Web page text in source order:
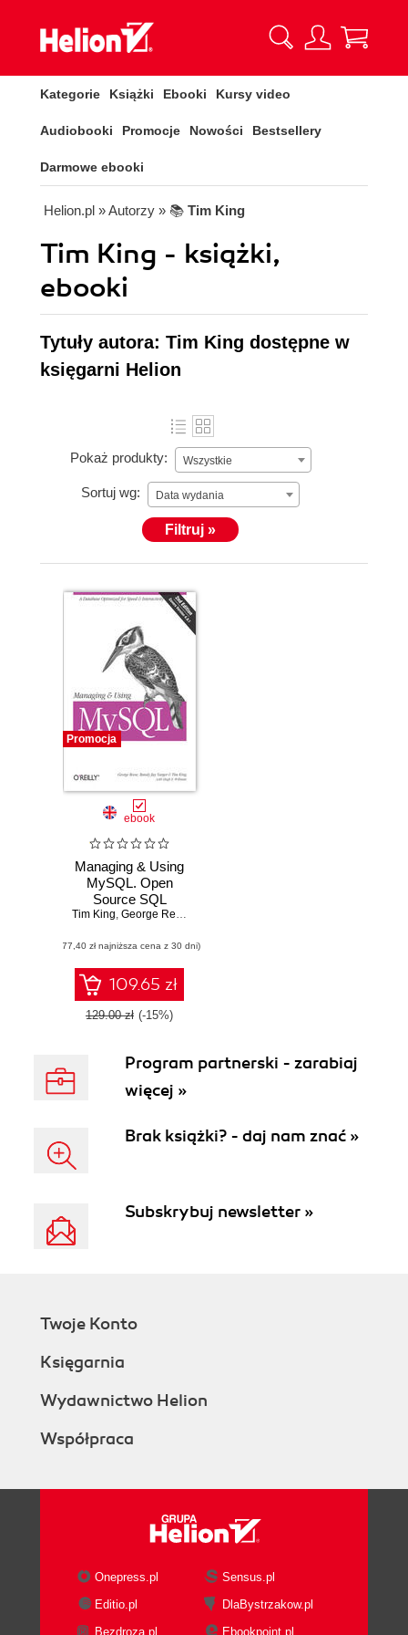
Kategorie Książki Ebooki Kursy video
Audiobooki Promocje Nowości Bestsellery
Darmowe ebooki
Helion.pl » Autorzy » 📚 Tim King
Tim King - książki,
ebooki
Tytuły autora: Tim King dostępne w
księgarni Helion
Pokaż produkty: Wszystkie
Sortuj wg: Data wydania
Filtruj »
Promocja
ebook
Managing & Using
MySQL. Open
Source SQL
Databases for
Information & Web
Sites. 2nd Edition
Tim King, George Reese
(77,40 zł najniższa cena z 30 dni)
109.65 zł
129.00 zł (-15%)
Program partnerski - zarabiaj
więcej »
Brak książki? - daj nam znać »
Subskrybuj newsletter »
Twoje Konto
Księgarnia
Wydawnictwo Helion
Współpraca
Onepress.pl
Sensus.pl
Editio.pl
DlaBystrzakow.pl
Bezdroza.pl
Ebookpoint.pl